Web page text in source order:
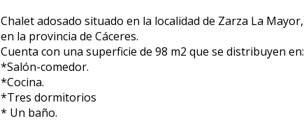
Chalet adosado situado en la localidad de Zarza La Mayor,
en la provincia de Cáceres.
Cuenta con una superficie de 98 m2 que se distribuyen en:
*Salón-comedor.
*Cocina.
*Tres dormitorios
* Un baño.